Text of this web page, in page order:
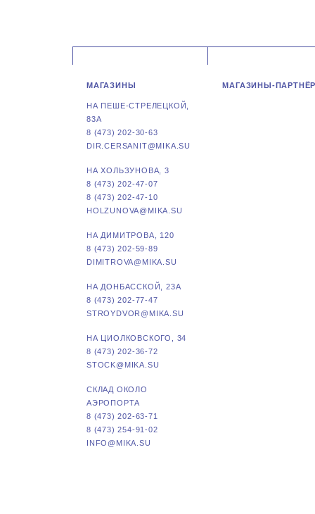
МАГАЗИНЫ
НА ПЕШЕ-СТРЕЛЕЦКОЙ,
83А
8 (473) 202-30-63
DIR.CERSANIT@MIKA.SU
НА ХОЛЬЗУНОВА, 3
8 (473) 202-47-07
8 (473) 202-47-10
HOLZUNOVA@MIKA.SU
НА ДИМИТРОВА, 120
8 (473) 202-59-89
DIMITROVA@MIKA.SU
НА ДОНБАССКОЙ, 23А
8 (473) 202-77-47
STROYDVOR@MIKA.SU
НА ЦИОЛКОВСКОГО, 34
8 (473) 202-36-72
STOCK@MIKA.SU
СКЛАД ОКОЛО
АЭРОПОРТА
8 (473) 202-63-71
8 (473) 254-91-02
INFO@MIKA.SU
МАГАЗИНЫ-